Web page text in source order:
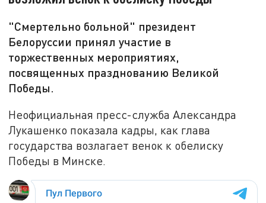
"Смертельно больной" президент
Белоруссии принял участие в
торжественных мероприятиях,
посвященных празднованию Великой
Победы.
Неофициальная пресс-служба Александра
Лукашенко показала кадры, как глава
государства возлагает венок к обелиску
Победы в Минске.